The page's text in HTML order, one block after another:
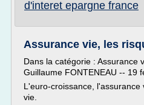
d'interet epargne france
Assurance vie, les
Dans la catégorie : Assurance
Guillaume FONTENEAU -- 19
L'euro-croissance,
vie.